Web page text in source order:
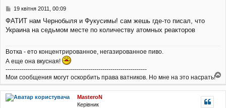
П
в
і
м
л
е
н
я
19 квітня 2011, 00:09
ФАТИТ нам Чернобыля и Фукусимы! сам жешь где-то писал, что
Украина на седьмом месте по количеству атомных реакторов
Вотка - ето концентрированное, негазированное пиво.
А еще она вкусная!
----------------------------------------------------------------------
Мои сообщения могут оскорбить права ватников. Но мне на это насрать!
г
MasteroN
Керівник